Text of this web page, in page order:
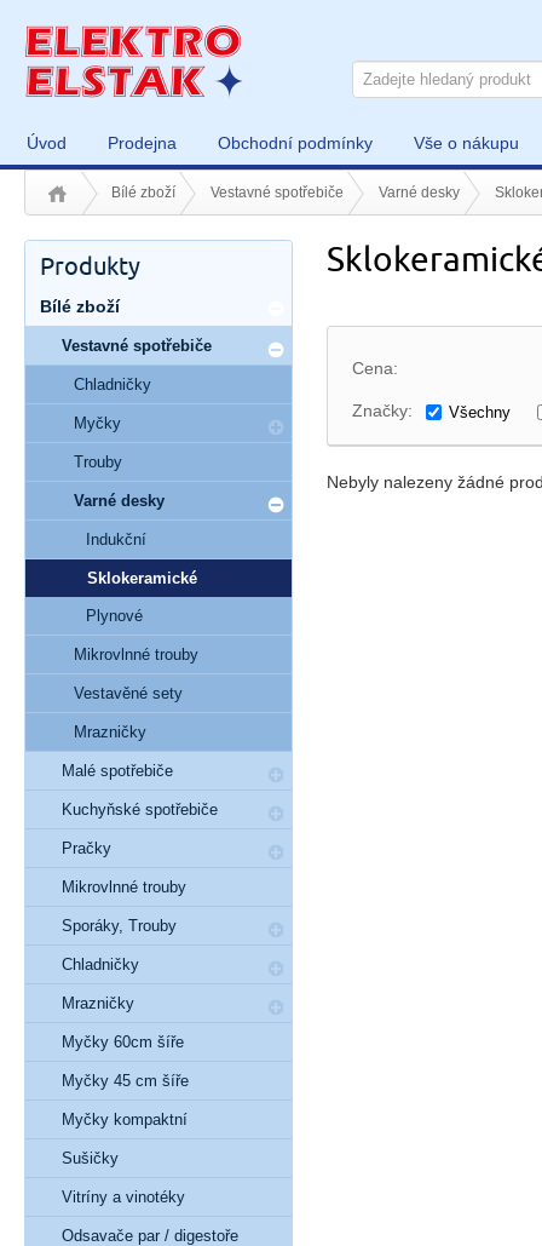
Úvod Prodejna Obchodní podmínky Vše o nákupu
Bílé zboží Vestavné spotřebiče Varné desky
Cena:
Značky: Všechny
Nebyly nalezeny žádné
Produkty
Bílé zboží
Vestavné spotřebiče
Chladničky
Myčky
Trouby
Varné desky
Indukční
Sklokeramické
Plynové
Mikrovlnné trouby
Vestavěné sety
Mrazničky
Malé spotřebiče
Kuchyňské spotřebiče
Pračky
Mikrovlnné trouby
Sporáky, Trouby
Chladničky
Mrazničky
Myčky 60cm šíře
Myčky 45 cm šíře
Myčky kompaktní
Sušičky
Vitríny a vinotéky
Odsavače par / digestoře